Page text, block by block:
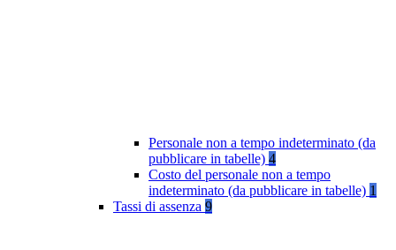
Personale non a tempo indeterminato (da
pubblicare in tabelle) 4
Costo del personale non a tempo
indeterminato (da pubblicare in tabelle) 1
Tassi di assenza 9